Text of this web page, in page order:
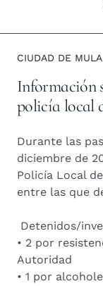
CIUDAD DE MULA
Información
policía local
Durante las
diciembre de
Policía Local
entre las que
Detenidos/
• 2 por
Autoridad
• 1 por